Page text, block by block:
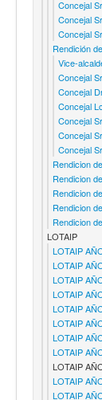
Concejal
Concejal
Concejal
Rendición
Vice-
Concejal
Concejal
Concejal
Concejal
Concejal
Concejal
Rendicion
Rendicion
Rendicion
Rendicion
Rendicion
LOTAIP
LOTAIP
LOTAIP
LOTAIP
LOTAIP
LOTAIP
LOTAIP
LOTAIP
LOTAIP
LOTAIP
LOTAIP
LOTAIP